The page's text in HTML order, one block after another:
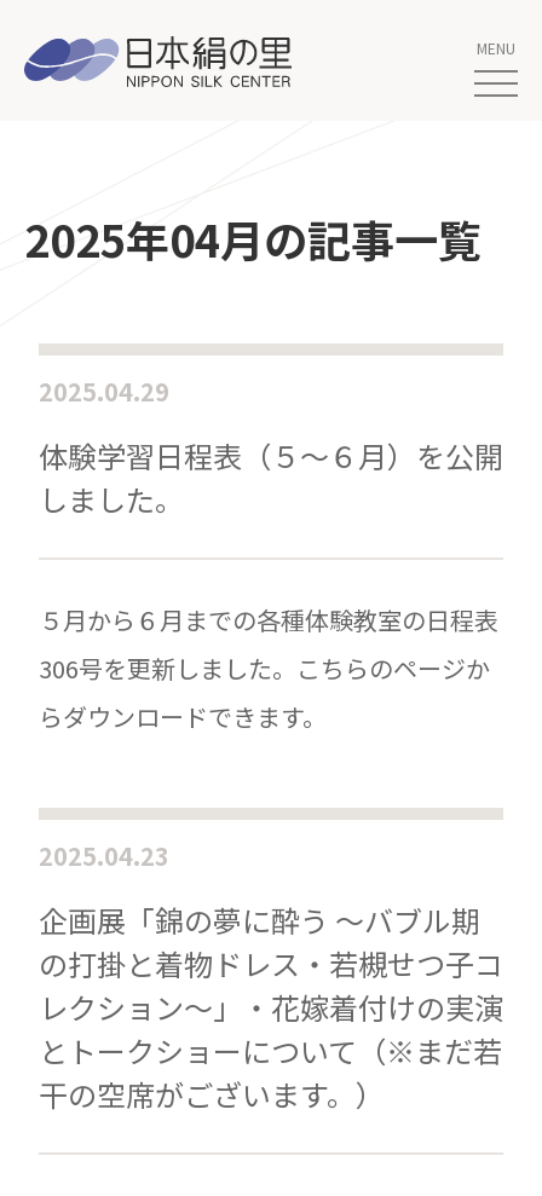
2025年04月の記事一覧
2025.04.29
体験学習日程表（５～６月）を公開
しました。
５月から６月までの各種体験教室の日程表
306号を更新しました。こちらのページか
らダウンロードできます。
2025.04.23
企画展「錦の夢に酔う ～バブル期
の打掛と着物ドレス・若槻せつ子コ
レクション～」・花嫁着付けの実演
とトークショーについて（※まだ若
干の空席がございます。）